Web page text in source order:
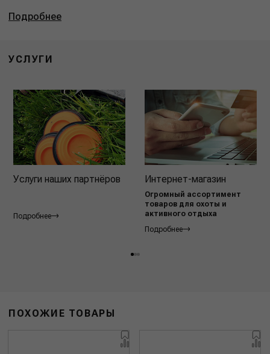
Подробнее
УСЛУГИ
Услуги наших партнёров
Подробнее
Интернет-магазин
Огромный ассортимент
товаров для охоты и
активного отдыха
Подробнее
ПОХОЖИЕ ТОВАРЫ